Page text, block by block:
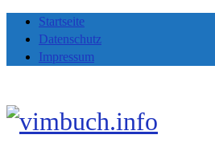
Startseite
Datenschutz
Impressum